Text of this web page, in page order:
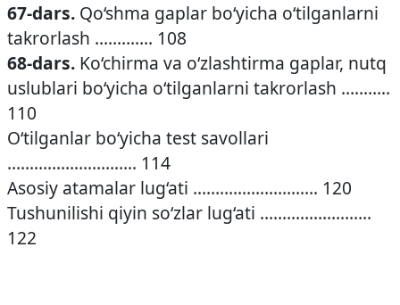
67-dars. Qo‘shma gaplar bo‘yicha o‘tilganlarni
takrorlash …………. 108
68-dars. Ko‘chirma va o‘zlashtirma gaplar, nutq
uslublari bo‘yicha o‘tilganlarni takrorlash ………..
110
O‘tilganlar bo‘yicha test savollari
……………………….. 114
Asosiy atamalar lug‘ati ………………………. 120
Tushunilishi qiyin so‘zlar lug‘ati …………………….
122